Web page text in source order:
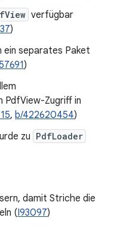
verfügbar
)
ein separates Paket
)
PdfView-Zugriff in
, b/422620454)
zu PdfLoader
damit Striche die
(I93097)